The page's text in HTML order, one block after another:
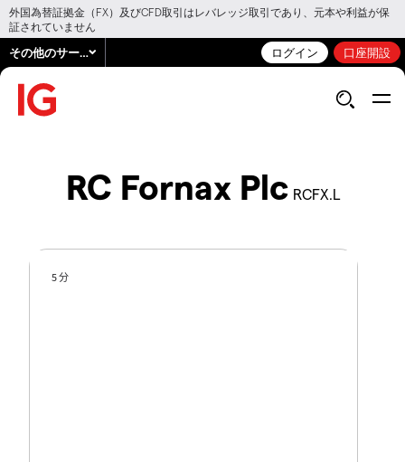
外国為替証拠金（FX）及びCFD取引はレバレッジ取引であり、元本や利益が保
証されていません
その他のサービス ログイン 口座開設
RC Fornax Plc RCFX.L
5 分